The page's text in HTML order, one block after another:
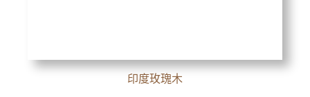
印度玫瑰木